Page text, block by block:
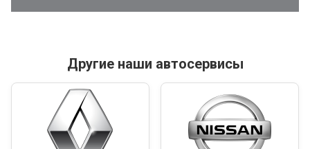
Другие наши автосервисы